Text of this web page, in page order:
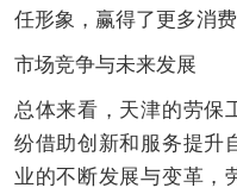
任形象，赢得了更多消费
市场竞争与未来发展
总体来看，天津的劳保
纷借助创新和服务提升
业的不断发展与变革，